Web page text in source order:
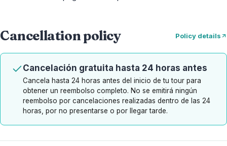
Cancellation policy Policy details
Cancelación gratuita hasta 24 horas antes
Cancela hasta 24 horas antes del inicio de tu tour para
obtener un reembolso completo. No se emitirá ningún
reembolso por cancelaciones realizadas dentro de las 24
horas, por no presentarse o por llegar tarde.